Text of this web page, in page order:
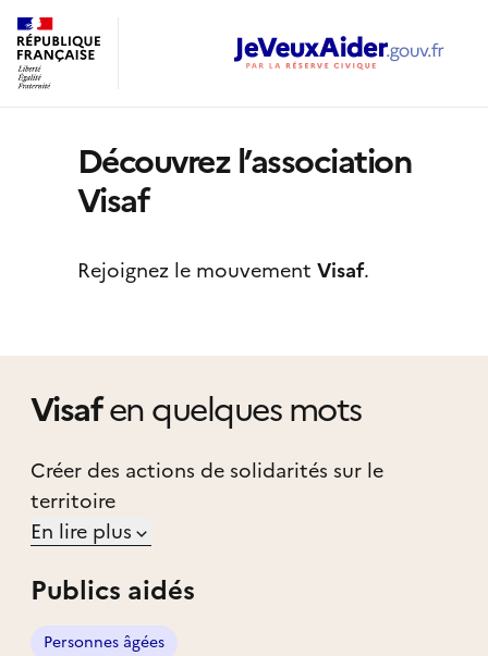
Découvrez l’association
Visaf
Rejoignez le mouvement Visaf.
Visafen quelques mots
Créer des actions de solidarités sur le
territoire
En lire plus
Publics aidés
Personnes âgées